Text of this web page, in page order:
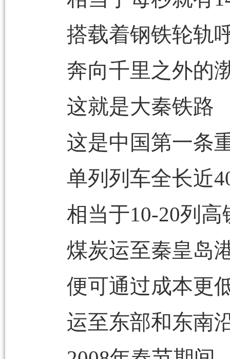
搭载着钢铁轮轨
奔向千里之外的
这就是大秦铁路
这是中国第一条
单列列车全长近
相当于10-20列
煤炭运至秦皇岛
便可通过成本更
运至东部和东南